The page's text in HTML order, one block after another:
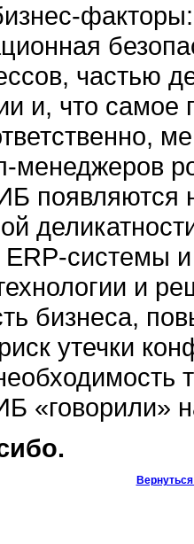
частью
и, что самое
менеджеров
появляются
системы
и
бизнеса,
утечки
«говорили»